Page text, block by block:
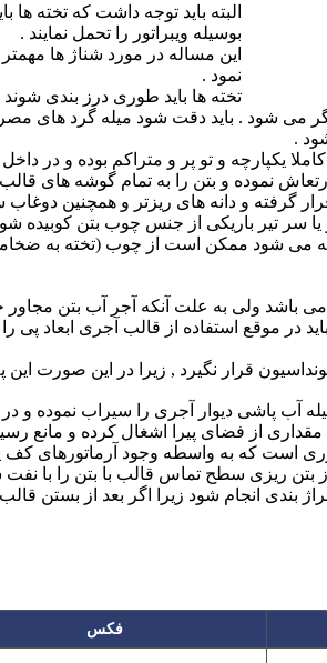
البته باید توجه داشت که تخته ها
بوسیله ویبراتور را تحمل نمایند .
این مساله در مورد شناژ ها
نمود .
تخته ها باید طوری درز بندی
.
یکپارچه و تو پر و متراکم بوده و در
نموده و بتن را به تمام گوشه های
قرار گرفته و دانه های ریزتر و همچنین
تیر باریکی از جنس چوب بتن کوبیده
ولی به علت آنکه آجر آب بتن مجاور
قرار نگیرد , زیرا در این صورت این
پاشی دیوار آجری را سیراب نموده و در
از فضای پیرا اشغال کرده و
است که به واسطه وجود آرماتورهای
ریزی سطح تماس قالب با بتن را با
بندی انجام شود زیرا اگر بعد از
فکس